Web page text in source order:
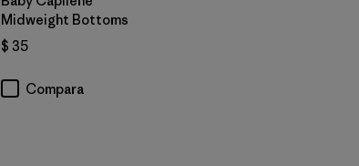
Midweight Bottoms
$ 35
Compara